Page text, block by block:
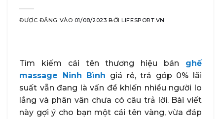
ĐƯỢC ĐĂNG VÀO 01/08/2023 BỞILIFESPORT.VN
Tìm kiếm cái tên thương hiệu bán ghế
massage Ninh Bình giá rẻ, trả góp 0% lãi
suất vẫn đang là vấn đề khiến nhiều người lo
lắng và phân vân chưa có câu trả lời. Bài viết
này gợi ý cho bạn một cái tên vàng, vừa đáp